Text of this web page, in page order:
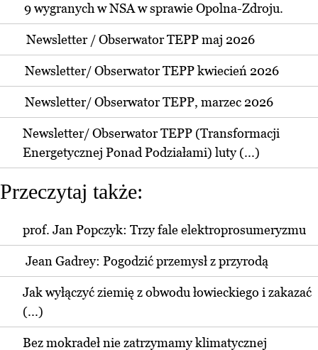
9 wygranych w NSA w sprawie Opolna-Zdroju.
Newsletter / Obserwator TEPP maj 2026
Newsletter/ Obserwator TEPP kwiecień 2026
Newsletter/ Obserwator TEPP, marzec 2026
Newsletter/ Obserwator TEPP (Transformacji
Energetycznej Ponad Podziałami) luty (...)
Przeczytaj także:
prof. Jan Popczyk: Trzy fale elektroprosumeryzmu
Jean Gadrey: Pogodzić przemysł z przyrodą
Jak wyłączyć ziemię z obwodu łowieckiego i zakazać
(...)
Bez mokradeł nie zatrzymamy klimatycznej